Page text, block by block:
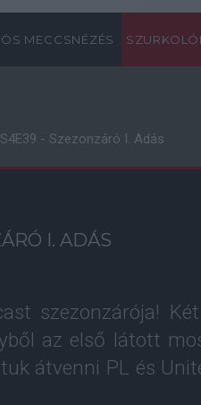
MECCSNÉZÉS
- Szezonzáró I. Adás
I. ADÁS
szezonzárója!
az első látott
átvenni PL és